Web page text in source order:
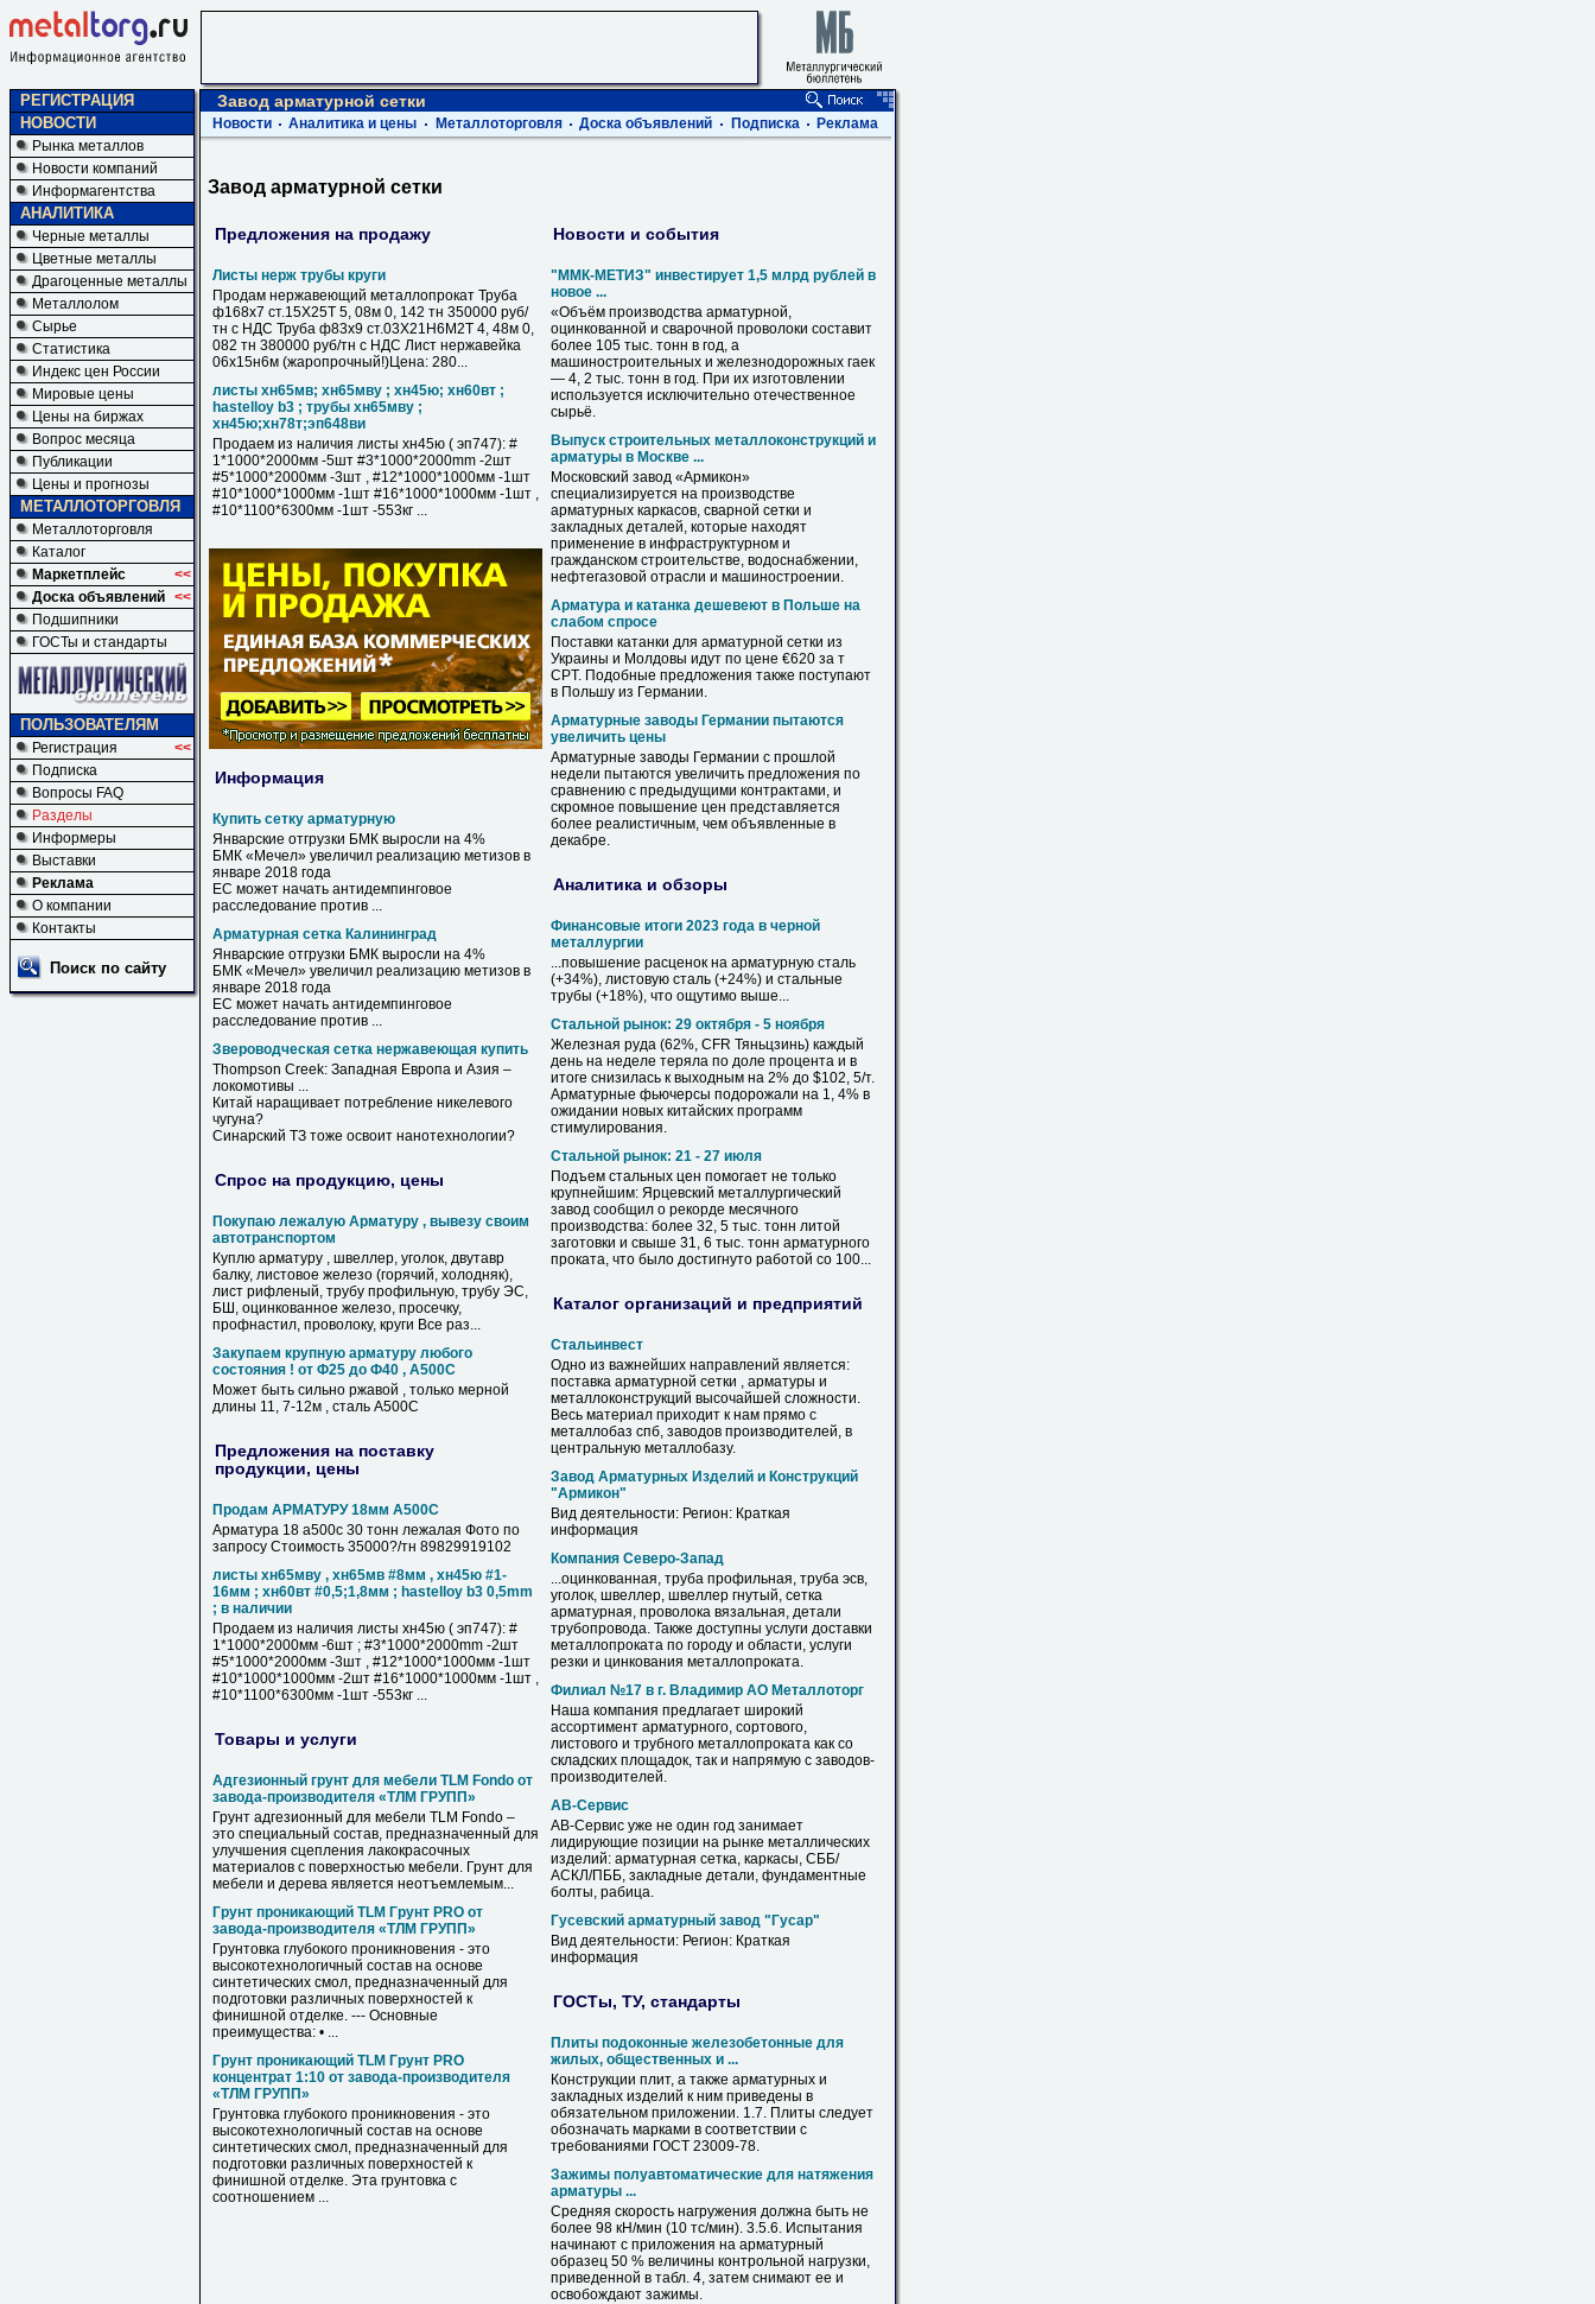
РЕГИСТРАЦИЯ
НОВОСТИ
Рынка металлов
Новости компаний
Информагентства
АНАЛИТИКА
Черные металлы
Цветные металлы
Драгоценные металлы
Металлолом
Сырье
Статистика
Индекс цен России
Мировые цены
Цены на биржах
Вопрос месяца
Публикации
Цены и прогнозы
МЕТАЛЛОТОРГОВЛЯ
Металлоторговля
Каталог
Маркетплейс
<<
Доска объявлений <<
Подшипники
ГОСТы и стандарты
ПОЛЬЗОВАТЕЛЯМ
Регистрация
<<
Подписка
Вопросы FAQ
Разделы
Информеры
Выставки
Реклама
О компании
Контакты
Поиск по сайту
Завод арматурной сетки
Новости Аналитика и цены Металлоторговля Доска объявлений Подписка Реклама
Завод арматурной сетки
Предложения на продажу
Листы нерж трубы круги
Продам нержавеющий металлопрокат Труба
ф168х7 ст.15Х25Т 5, 08м 0, 142 тн 350000 руб/
тн с НДС Труба ф83х9 ст.03Х21Н6М2Т 4, 48м 0,
082 тн 380000 руб/тн с НДС Лист нержавейка
06х15н6м (жаропрочный!)Цена: 280...
листы хн65мв; хн65мву ; хн45ю; хн60вт ;
hastelloy b3 ; трубы хн65мву ;
хн45ю;хн78т;эп648ви
Продаем из наличия листы хн45ю ( эп747): #
1*1000*2000мм -5шт #3*1000*2000mm -2шт
#5*1000*2000мм -3шт , #12*1000*1000мм -1шт
#10*1000*1000мм -1шт #16*1000*1000мм -1шт ,
#10*1100*6300мм -1шт -553кг ...
Информация
Купить сетку арматурную
Январские отгрузки БМК выросли на 4%
БМК «Мечел» увеличил реализацию метизов в
январе 2018 года
ЕС может начать антидемпинговое
расследование против ...
Арматурная сетка Калининград
Январские отгрузки БМК выросли на 4%
БМК «Мечел» увеличил реализацию метизов в
январе 2018 года
ЕС может начать антидемпинговое
расследование против ...
Звероводческая сетка нержавеющая купить
Thompson Creek: Западная Европа и Азия –
локомотивы ...
Китай наращивает потребление никелевого
чугуна?
Синарский ТЗ тоже освоит нанотехнологии?
Спрос на продукцию, цены
Покупаю лежалую Арматуру , вывезу своим
автотранспортом
Куплю арматуру , швеллер, уголок, двутавр
балку, листовое железо (горячий, холодняк),
лист рифленый, трубу профильную, трубу ЭС,
БШ, оцинкованное железо, просечку,
профнастил, проволоку, круги Все раз...
Закупаем крупную арматуру любого
состояния ! от Ф25 до Ф40 , А500С
Может быть сильно ржавой , только мерной
длины 11, 7-12м , сталь А500С
Предложения на поставку
продукции, цены
Продам АРМАТУРУ 18мм А500С
Арматура 18 а500с 30 тонн лежалая Фото по
запросу Стоимость 35000?/тн 89829919102
листы хн65мву , хн65мв #8мм , хн45ю #1-
16мм ; хн60вт #0,5;1,8мм ; hastelloy b3 0,5mm
; в наличии
Продаем из наличия листы хн45ю ( эп747): #
1*1000*2000мм -6шт ; #3*1000*2000mm -2шт
#5*1000*2000мм -3шт , #12*1000*1000мм -1шт
#10*1000*1000мм -2шт #16*1000*1000мм -1шт ,
#10*1100*6300мм -1шт -553кг ...
Товары и услуги
Адгезионный грунт для мебели TLM Fondo от
завода-производителя «ТЛМ ГРУПП»
Грунт адгезионный для мебели TLM Fondo –
это специальный состав, предназначенный для
улучшения сцепления лакокрасочных
материалов с поверхностью мебели. Грунт для
мебели и дерева является неотъемлемым...
Грунт проникающий TLM Грунт PRO от
завода-производителя «ТЛМ ГРУПП»
Грунтовка глубокого проникновения - это
высокотехнологичный состав на основе
синтетических смол, предназначенный для
подготовки различных поверхностей к
финишной отделке. --- Основные
преимущества: • ...
Грунт проникающий TLM Грунт PRO
концентрат 1:10 от завода-производителя
«ТЛМ ГРУПП»
Грунтовка глубокого проникновения - это
высокотехнологичный состав на основе
синтетических смол, предназначенный для
подготовки различных поверхностей к
финишной отделке. Эта грунтовка с
соотношением ...
Новости и события
"ММК-МЕТИЗ" инвестирует 1,5 млрд рублей в
новое ...
«Объём производства арматурной,
оцинкованной и сварочной проволоки составит
более 105 тыс. тонн в год, а
машиностроительных и железнодорожных гаек
— 4, 2 тыс. тонн в год. При их изготовлении
используется исключительно отечественное
сырьё.
Выпуск строительных металлоконструкций и
арматуры в Москве ...
Московский завод «Армикон»
специализируется на производстве
арматурных каркасов, сварной сетки и
закладных деталей, которые находят
применение в инфраструктурном и
гражданском строительстве, водоснабжении,
нефтегазовой отрасли и машиностроении.
Арматура и катанка дешевеют в Польше на
слабом спросе
Поставки катанки для арматурной сетки из
Украины и Молдовы идут по цене €620 за т
CPT. Подобные предложения также поступают
в Польшу из Германии.
Арматурные заводы Германии пытаются
увеличить цены
Арматурные заводы Германии с прошлой
недели пытаются увеличить предложения по
сравнению с предыдущими контрактами, и
скромное повышение цен представляется
более реалистичным, чем объявленные в
декабре.
Аналитика и обзоры
Финансовые итоги 2023 года в черной
металлургии
...повышение расценок на арматурную сталь
(+34%), листовую сталь (+24%) и стальные
трубы (+18%), что ощутимо выше...
Стальной рынок: 29 октября - 5 ноября
Железная руда (62%, CFR Тяньцзинь) каждый
день на неделе теряла по доле процента и в
итоге снизилась к выходным на 2% до $102, 5/т.
Арматурные фьючерсы подорожали на 1, 4% в
ожидании новых китайских программ
стимулирования.
Стальной рынок: 21 - 27 июля
Подъем стальных цен помогает не только
крупнейшим: Ярцевский металлургический
завод сообщил о рекорде месячного
производства: более 32, 5 тыс. тонн литой
заготовки и свыше 31, 6 тыс. тонн арматурного
проката, что было достигнуто работой со 100...
Каталог организаций и предприятий
Стальинвест
Одно из важнейших направлений является:
поставка арматурной сетки , арматуры и
металлоконструкций высочайшей сложности.
Весь материал приходит к нам прямо с
металлобаз спб, заводов производителей, в
центральную металлобазу.
Завод Арматурных Изделий и Конструкций
"Армикон"
Вид деятельности: Регион: Краткая
информация
Компания Северо-Запад
...оцинкованная, труба профильная, труба эсв,
уголок, швеллер, швеллер гнутый, сетка
арматурная, проволока вязальная, детали
трубопровода. Также доступны услуги доставки
металлопроката по городу и области, услуги
резки и цинкования металлопроката.
Филиал №17 в г. Владимир АО Металлоторг
Наша компания предлагает широкий
ассортимент арматурного, сортового,
листового и трубного металлопроката как со
складских площадок, так и напрямую с заводов-
производителей.
АВ-Сервис
АВ-Сервис уже не один год занимает
лидирующие позиции на рынке металлических
изделий: арматурная сетка, каркасы, СББ/
АСКЛ/ПББ, закладные детали, фундаментные
болты, рабица.
Гусевский арматурный завод "Гусар"
Вид деятельности: Регион: Краткая
информация
ГОСТы, ТУ, стандарты
Плиты подоконные железобетонные для
жилых, общественных и ...
Конструкции плит, а также арматурных и
закладных изделий к ним приведены в
обязательном приложении. 1.7. Плиты следует
обозначать марками в соответствии с
требованиями ГОСТ 23009-78.
Зажимы полуавтоматические для натяжения
арматуры ...
Средняя скорость нагружения должна быть не
более 98 кН/мин (10 тс/мин). 3.5.6. Испытания
начинают с приложения на арматурный
образец 50 % величины контрольной нагрузки,
приведенной в табл. 4, затем снимают ее и
освобождают зажимы.